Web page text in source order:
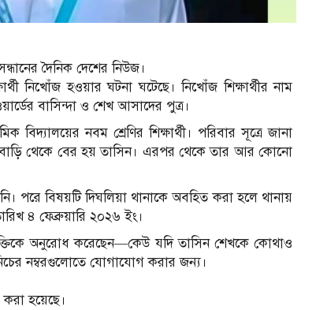
দৈনিক দেশের নিউজ।
নিখোঁজ হওয়ার ঘটনা ঘটেছে। নিখোঁজ শিক্ষার্থীর নাম
বাসিন্দা ও শেখ আসাদের পুত্র।
নবম শ্রেণির শিক্ষার্থী। পরিবার সূত্রে জানা
বাড়ি থেকে বের হয় তাসিন। এরপর থেকে তার আর কোনো
পরে বিষয়টি দিঘলিয়া থানাকে অবহিত করা হলে থানায়
৪ ফেব্রুয়ারি ২০২৬ ইং।
অনুরোধ করেছেন—কেউ যদি তাসিন শেখকে কোথাও
নম্বরগুলোতে যোগাযোগ করার জন্য।
হয়েছে।